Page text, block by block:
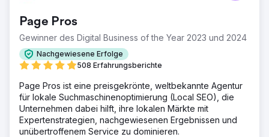
Page Pros
Gewinner des Digital Business of the Year 2023 und 2024
Nachgewiesene Erfolge
508 Erfahrungsberichte
Page Pros ist eine preisgekrönte, weltbekannte Agentur
für lokale Suchmaschinenoptimierung (Local SEO), die
Unternehmen dabei hilft, ihre lokalen Märkte mit
Expertenstrategien, nachgewiesenen Ergebnissen und
unübertroffenem Service zu dominieren.